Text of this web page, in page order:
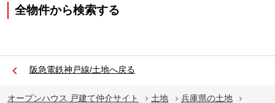
全物件から検索する
阪急電鉄神戸線/土地へ戻る
オープンハウス 戸建て仲介サイト 土地
兵庫県の土地